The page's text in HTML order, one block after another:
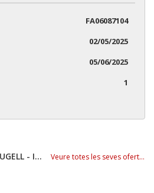
FA06087104
02/05/2025
05/06/2025
1
AJUNTAMENT DE PALAFRUGELL - IPEP Veure totes les seves ofertes